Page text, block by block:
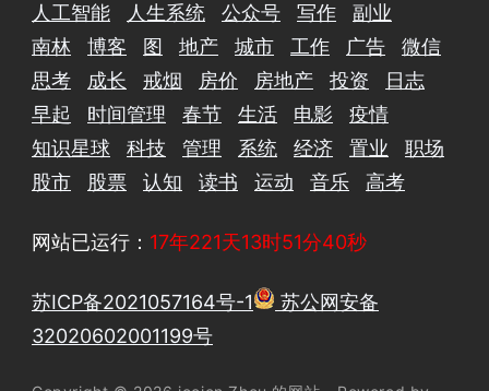
人工智能
人生系统 公众号 写作
副业
南林
博客 图 地产 城市 工作 广告
微信
思考
成长 戒烟 房价 房地产 投资
日志
早起
时间管理 春节 生活 电影
疫情
知识星球
科技 管理 系统 经济 置业
职场
股市
股票 认知 读书 运动 音乐 高考
网站已运行： 17年221天13时51分41秒
苏ICP备2021057164号-1
苏公网安备
32020602001199号